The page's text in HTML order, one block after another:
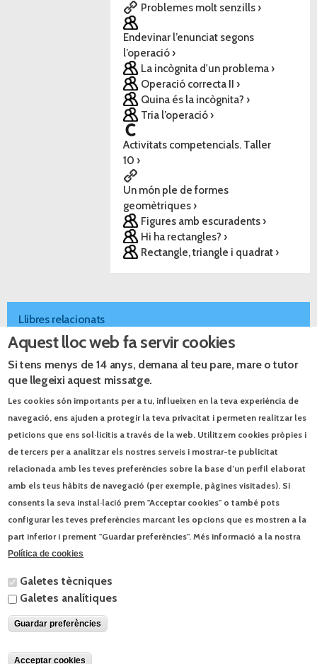
Problemes molt senzills ›
Endevinar l’enunciat segons
l’operació ›
La incògnita d'un problema ›
Operació correcta II ›
Quina és la incògnita? ›
Tria l’operació ›
Activitats competencials. Taller
10 ›
Un món ple de formes
geomètriques ›
Figures amb escuradents ›
Hi ha rectangles? ›
Rectangle, triangle i quadrat ›
Llibres relacionats
TOT TALLERS Matemàtiques 1
TRAM 2.0 Matemàtiques 1
Complementaris relacionats
Prepara... Segon. Matemàtiques
QUADERN D'ESTIU
Prepara... Tercer. Matemàtiques
QUADERN DE CÀLCUL MATEMÀTIC
QUADERN DE MATEMÀTIQUES
QUADERN DE PROBLEMES MATEMÀTICS
412 00 30 |Contacta
Aquest lloc web fa servir cookies
Si tens menys de 14 anys, demana al teu pare, mare o tutor
que llegeixi aquest missatge.
Les cookies són importants per a tu, influeixen en la teva experiència de
navegació, ens ajuden a protegir la teva privacitat i permeten realitzar les
peticions que ens sol·licitis a través de la web. Utilitzem cookies pròpies i
de tercers per a analitzar els nostres serveis i mostrar-te publicitat
relacionada amb les teves preferències sobre la base d’un perfil elaborat
amb els teus hàbits de navegació (per exemple, pàgines visitades). Si
consents la seva instal·lació prem "Acceptar cookies" o també pots
configurar les teves preferències marcant les opcions que es mostren a la
part inferior i prement "Guardar preferències". Més informació a la nostra
Política de cookies
Galetes tècniques
Galetes analítiques
Guardar preferències
Acceptar cookies